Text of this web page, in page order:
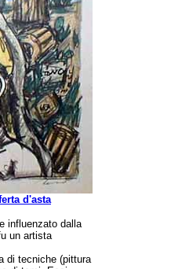
d'asta
influenzato dalla
un artista
di tecniche (pittura